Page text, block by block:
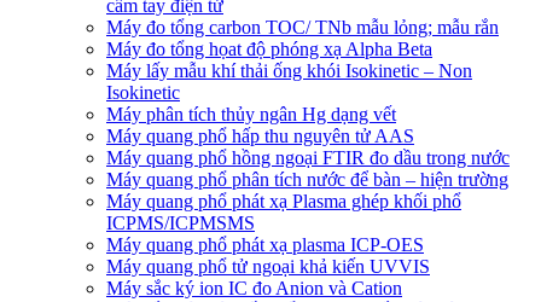
cầm tay điện tử
Máy đo tổng carbon TOC/ TNb mẫu lỏng; mẫu rắn
Máy đo tổng họat độ phóng xạ Alpha Beta
Máy lấy mẫu khí thải ống khói Isokinetic – Non
Isokinetic
Máy phân tích thủy ngân Hg dạng vết
Máy quang phổ hấp thu nguyên tử AAS
Máy quang phổ hồng ngoại FTIR đo dầu trong nước
Máy quang phổ phân tích nước để bàn – hiện trường
Máy quang phổ phát xạ Plasma ghép khối phổ
ICPMS/ICPMSMS
Máy quang phổ phát xạ plasma ICP-OES
Máy quang phổ tử ngoại khả kiến UVVIS
Máy sắc ký ion IC đo Anion và Cation